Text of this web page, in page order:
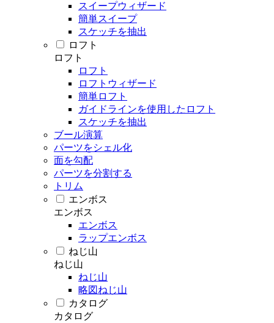
スイープウィザード
簡単スイープ
スケッチを抽出
ロフト
ロフト
ロフト
ロフトウィザード
簡単ロフト
ガイドラインを使用したロフト
スケッチを抽出
ブール演算
パーツをシェル化
面を勾配
パーツを分割する
トリム
エンボス
エンボス
エンボス
ラップエンボス
ねじ山
ねじ山
ねじ山
略図ねじ山
カタログ
カタログ